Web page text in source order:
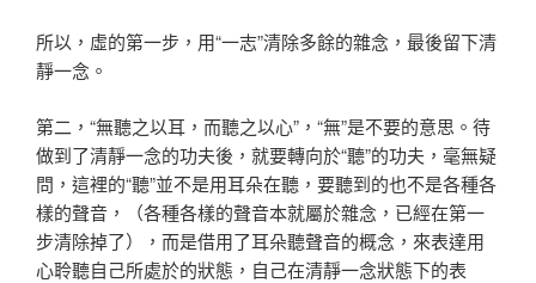
所以，虛的第一步，用“一志”清除多餘的雜念，最後留下清
靜一念。
第二，“無聽之以耳，而聽之以心”，“無”是不要的意思。待
做到了清靜一念的功夫後，就要轉向於“聽”的功夫，毫無疑
問，這裡的“聽”並不是用耳朵在聽，要聽到的也不是各種各
樣的聲音，（各種各樣的聲音本就屬於雜念，已經在第一
步清除掉了），而是借用了耳朵聽聲音的概念，來表達用
心聆聽自己所處於的狀態，自己在清靜一念狀態下的表